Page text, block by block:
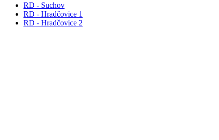
RD - Suchov
RD - Hradčovice 1
RD - Hradčovice 2